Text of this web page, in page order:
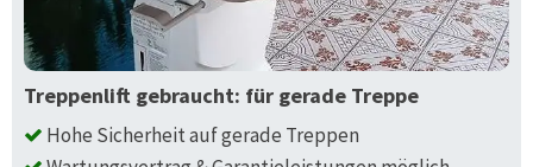
Treppenlift gebraucht: für gerade Treppe
Hohe Sicherheit auf gerade Treppen